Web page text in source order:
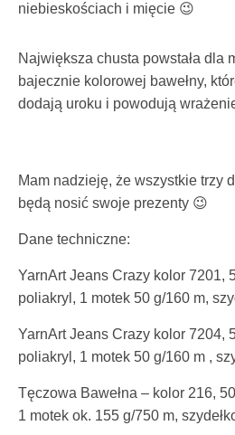
niebieskościach i mięcie 😉
Największa chusta powstała dla
bajecznie kolorowej bawełny,
dodają uroku i powodują
Mam nadzieję, że wszystkie trzy
będą nosić swoje prezenty 😉
Dane techniczne:
YarnArt Jeans Crazy kolor 7201,
poliakryl, 1 motek 50 g/160 m,
YarnArt Jeans Crazy kolor 7204,
poliakryl, 1 motek 50 g/160 m ,
Tęczowa Bawełna – kolor 216,
1 motek ok. 155 g/750 m,